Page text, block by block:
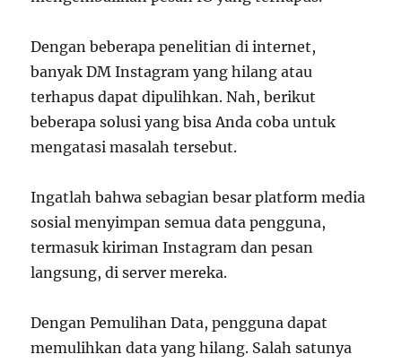
Dengan beberapa penelitian di internet,
banyak DM Instagram yang hilang atau
terhapus dapat dipulihkan. Nah, berikut
beberapa solusi yang bisa Anda coba untuk
mengatasi masalah tersebut.
Ingatlah bahwa sebagian besar platform media
sosial menyimpan semua data pengguna,
termasuk kiriman Instagram dan pesan
langsung, di server mereka.
Dengan Pemulihan Data, pengguna dapat
memulihkan data yang hilang. Salah satunya